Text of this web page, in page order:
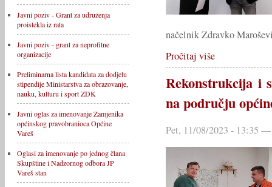
Javni poziv - Grant za udruženja
proistekla iz rata
Javni poziv - grant za neprofitne
organizacije
Preliminarna lista kandidata za dodjelu
stipendije Ministarstva za obrazovanje,
nauku, kulturu i sport ZDK
Javni oglas za imenovanje Zamjenika
općinskog pravobranioca Općine
Vareš
Oglasi za imenovanje po jednog člana
Skupštine i Nadzornog odbora JP
Vareš stan
načelnik Zdravko
Pročitaj više
Rekonstrukcija i
na području
Pet, 11/08/2023 - 13:35